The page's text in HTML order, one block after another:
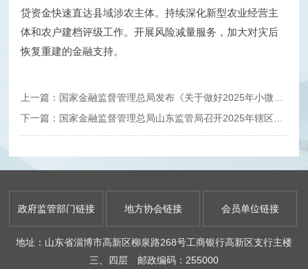
贷资金快速直达县域涉农主体。持续深化新型农业经营主
体和农户建档评级工作。开展风险减量服务，加大对灾后
恢复重建的金融支持。
政府监管部门链接 地方协会链接 会员单位链接
地址：山东省淄博市高新区柳泉路268号工商银行高新区支行主楼
三、四层 邮政编码：255000